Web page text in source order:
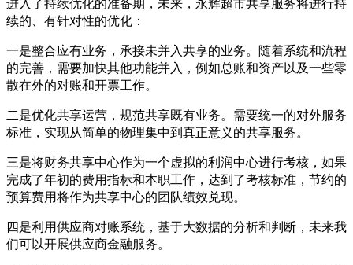
进入了持续优化的准备期，未来，永辉超市共享服务将进行持
续的、有针对性的优化：
一是整合应有业务，承接未并入共享的业务。随着系统和流程
的完善，需要加快其他功能并入，例如总账和资产以及一些零
散在外的对账和开票工作。
二是优化共享运营，规范共享既有业务。需要统一的对外服务
标准，实现从简单的物理集中到真正意义的共享服务。
三是将财务共享中心作为一个虚拟的利润中心进行考核，如果
完成了年初的费用指标和本职工作，达到了考核标准，节约的
预算费用将作为共享中心的团队绩效兑现。
四是利用供应商对账系统，基于大数据的分析和判断，未来我
们可以开展供应商金融服务。